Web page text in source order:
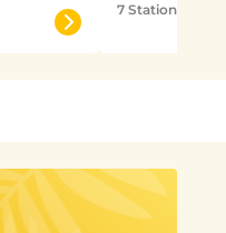
7 Stationen